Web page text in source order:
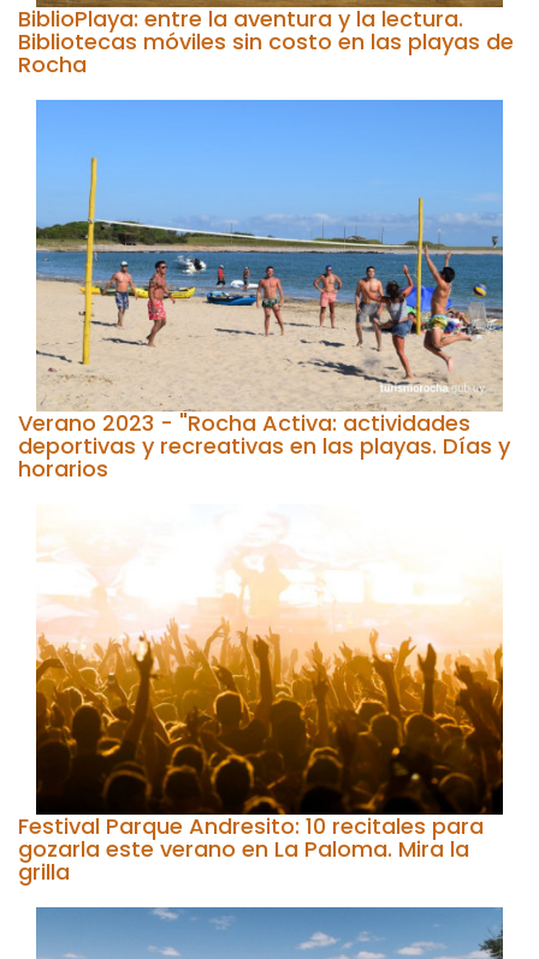
BiblioPlaya: entre la aventura y la lectura.
Bibliotecas móviles sin costo en las playas de
Rocha
Verano 2023 - "Rocha Activa: actividades
deportivas y recreativas en las playas. Días y
horarios
Festival Parque Andresito: 10 recitales para
gozarla este verano en La Paloma. Mira la
grilla